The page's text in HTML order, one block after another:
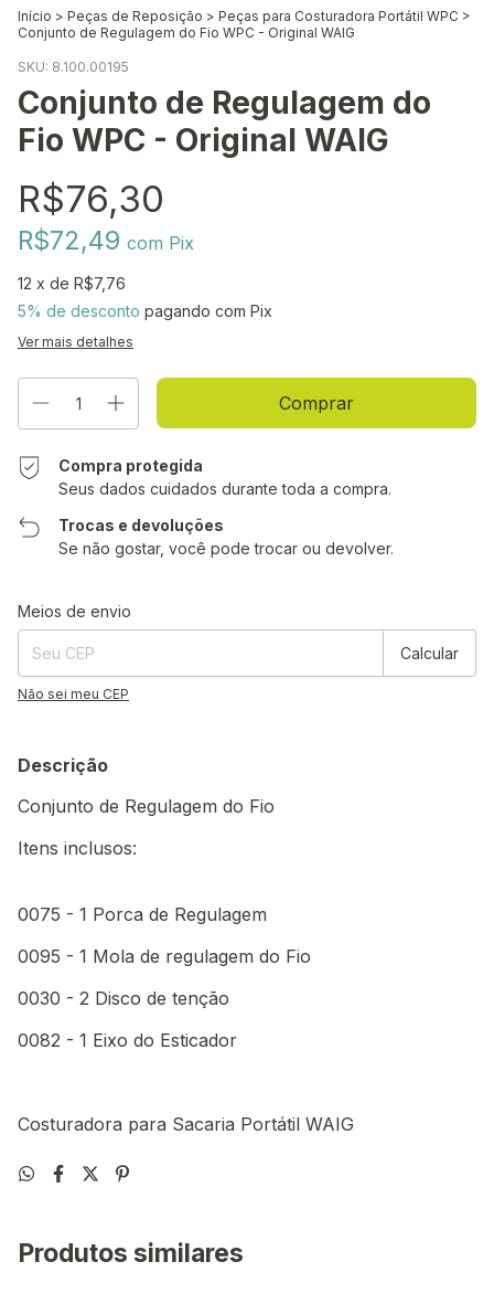
Início > Peças de Reposição > Peças para Costuradora Portátil WPC >
Conjunto de Regulagem do Fio WPC - Original WAIG
SKU: 8.100.00195
Conjunto de Regulagem do
Fio WPC - Original WAIG
R$76,30
R$72,49 com Pix
12 x de R$7,76
5% de desconto pagando com Pix
Ver mais detalhes
Compra protegida
Seus dados cuidados durante toda a compra.
Trocas e devoluções
Se não gostar, você pode trocar ou devolver.
Entregas para o CEP:
Meios de envio
Calcular
Não sei meu CEP
Descrição
Conjunto de Regulagem do Fio
Itens inclusos:
0075 - 1 Porca de Regulagem
0095 - 1 Mola de regulagem do Fio
0030 - 2 Disco de tenção
0082 - 1 Eixo do Esticador
Costuradora para Sacaria Portátil WAIG
Produtos similares